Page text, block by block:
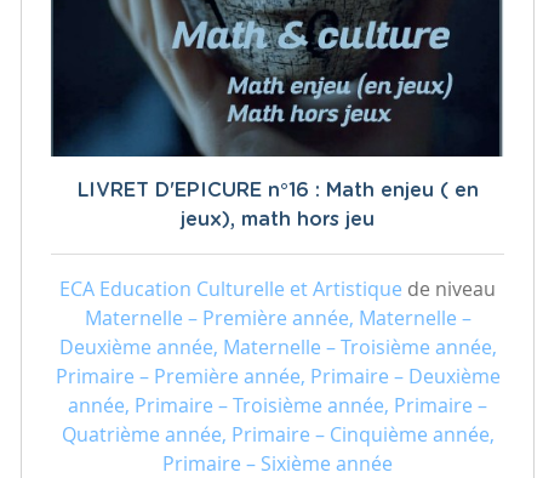
LIVRET D'EPICURE n°16 : Math enjeu ( en
jeux), math hors jeu
ECA Education Culturelle et Artistique de niveau
Maternelle – Première année, Maternelle –
Deuxième année, Maternelle – Troisième année,
Primaire – Première année, Primaire – Deuxième
année, Primaire – Troisième année, Primaire –
Quatrième année, Primaire – Cinquième année,
Primaire – Sixième année